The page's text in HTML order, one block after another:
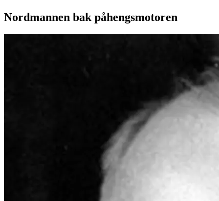
Nordmannen bak påhengsmotoren